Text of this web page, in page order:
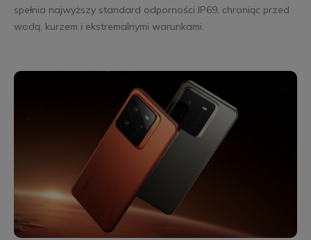
spełnia najwyższy standard odporności IP69, chroniąc przed
wodą, kurzem i ekstremalnymi warunkami.